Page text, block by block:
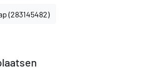
(283145482)